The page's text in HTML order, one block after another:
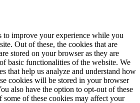
to improve your experience while you
Out of these, the cookies that are
stored on your browser as they are
basic functionalities of the website. We
that help us analyze and understand how
cookies will be stored in your browser
also have the option to opt-out of these
of these cookies may affect your